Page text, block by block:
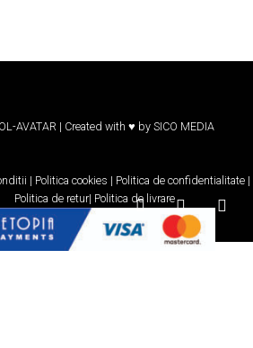
AVATAR | Created with ♥ by SICO MEDIA
| Politica cookies | Politica de confidentialitate |
Politica de retur| Politica de livrare